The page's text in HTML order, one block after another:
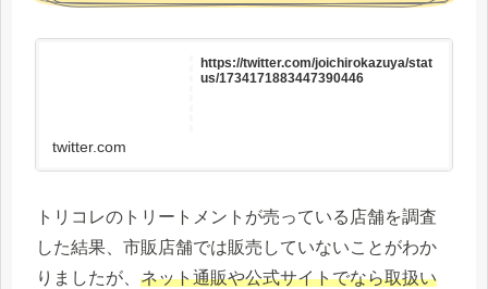
https://twitter.com/joichirokazuya/stat
us/1734171883447390446
twitter.com
トリコレのトリートメントが売っている店舗を調査
した結果、市販店舗では販売していないことがわか
りましたが、 ネット通販や公式サイトでなら取扱い